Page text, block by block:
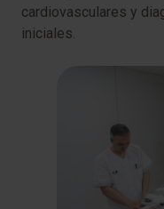
cardiovasculares y
iniciales.